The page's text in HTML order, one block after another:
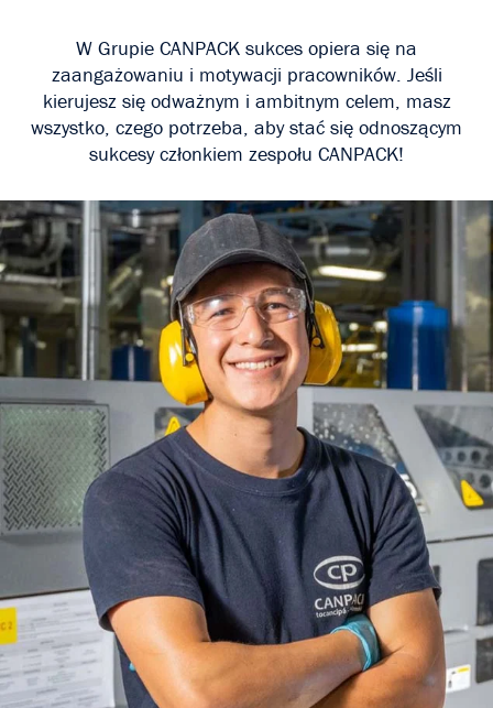
W Grupie CANPACK sukces opiera się na
zaangażowaniu i motywacji pracowników. Jeśli
kierujesz się odważnym i ambitnym celem, masz
wszystko, czego potrzeba, aby stać się odnoszącym
sukcesy członkiem zespołu CANPACK!